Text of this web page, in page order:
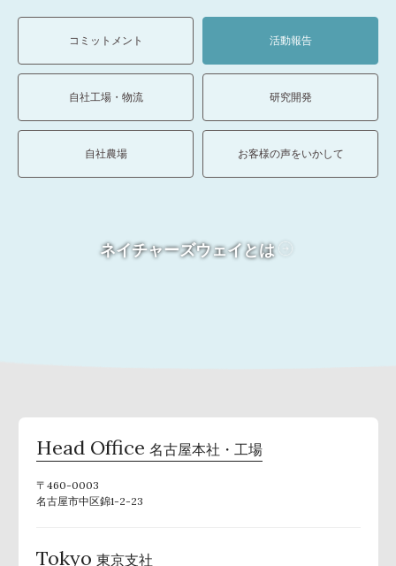
コミットメント 活動報告
自社工場・物流 研究開発
自社農場 お客様の声をいかして
ネイチャーズウェイとは
Head Office 名古屋本社・工場
〒460-0003
名古屋市中区錦1-2-23
Tokyo 東京支社